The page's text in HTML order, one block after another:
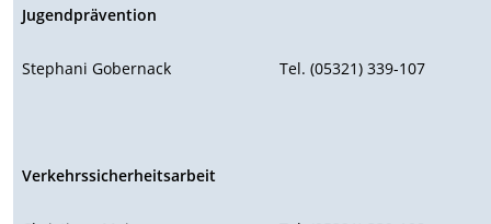
Jugendprävention
Stephani Gobernack Tel. (05321) 339-107
Verkehrssicherheitsarbeit